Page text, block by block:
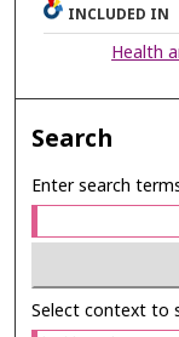
INCLUDED IN
Health
Search
Enter search
Select context to